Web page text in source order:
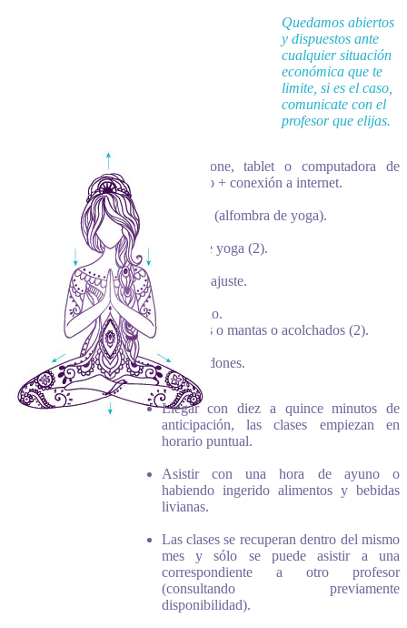
Quedamos abiertos
y dispuestos ante
cualquier situación
económica que te
limite, si es el caso,
comunicate con el
profesor que elijas.
Smartphone, tablet o computadora de
escritorio + conexión a internet.
Una mat (alfombra de yoga).
Tacos de yoga (2).
Tiras de ajuste.
Columpio.
Frazadas o mantas o acolchados (2).
Almohadones.
Llegar con diez a quince minutos de
anticipación, las clases empiezan en
horario puntual.
Asistir con una hora de ayuno o
habiendo ingerido alimentos y bebidas
livianas.
Las clases se recuperan dentro del mismo
mes y sólo se puede asistir a una
correspondiente a otro profesor
(consultando previamente
disponibilidad).